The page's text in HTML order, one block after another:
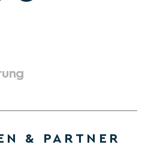
& PARTNER